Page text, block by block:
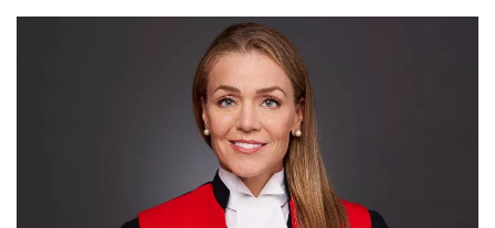
Bien à vous,
La Rédaction de Droit-inc.com